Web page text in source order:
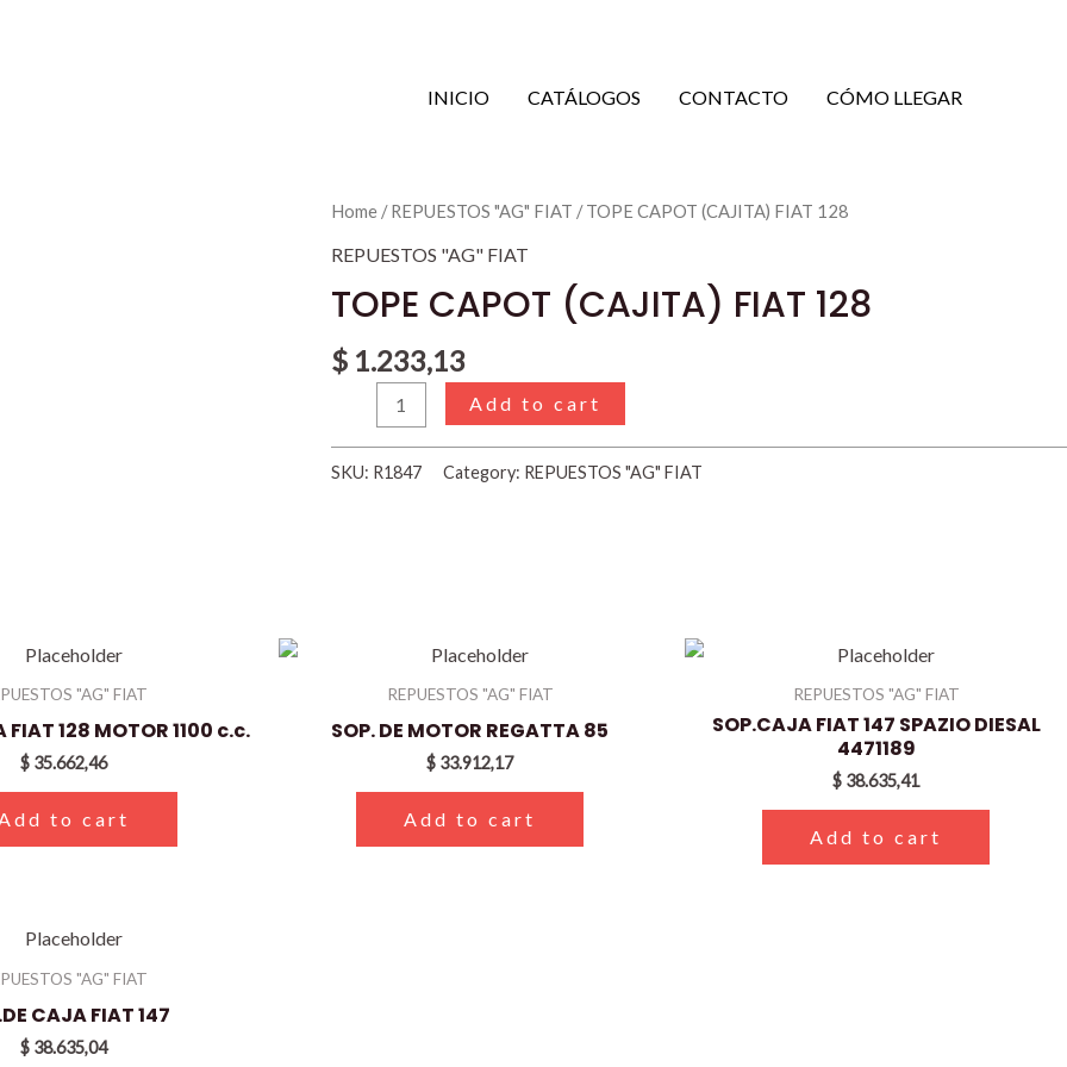
INICIO CATÁLOGOS CONTACTO CÓMO LLEGAR
Home/REPUESTOS "AG" FIAT / TOPE CAPOT (CAJITA) FIAT 128
REPUESTOS "AG" FIAT
TOPE CAPOT (CAJITA) FIAT 128
$1.233,13
TOPE
FIAT
quantity
Add to cart
SKU: R1847 Category: REPUESTOS "AG" FIAT
"AG" FIAT
FIAT 128 MOTOR 1100 c.c.
$ 35.662,46
to cart
REPUESTOS "AG" FIAT
SOP. DE MOTOR REGATTA 85
$ 33.912,17
Add to cart
REPUESTOS "AG" FIAT
SOP.CAJA FIAT 147 SPAZIO DIESAL
4471189
$ 38.635,41
Add to cart
"AG" FIAT
CAJA FIAT 147
$ 38.635,04